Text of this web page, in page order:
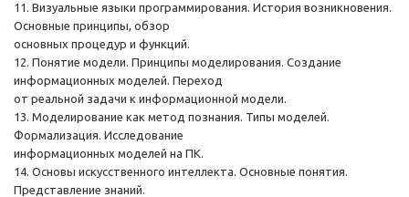
11. Визуальные языки программирования. История возникновения.
Основные принципы, обзор
основных процедур и функций.
12. Понятие модели. Принципы моделирования. Создание
информационных моделей. Переход
от реальной задачи к информационной модели.
13. Моделирование как метод познания. Типы моделей.
Формализация. Исследование
информационных моделей на ПК.
14. Основы искусственного интеллекта. Основные понятия.
Представление знаний.